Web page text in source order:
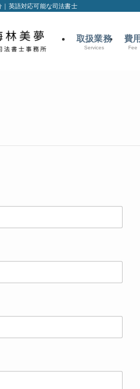
英語対応可能な司法書士
取扱業務
Services
費
Fee